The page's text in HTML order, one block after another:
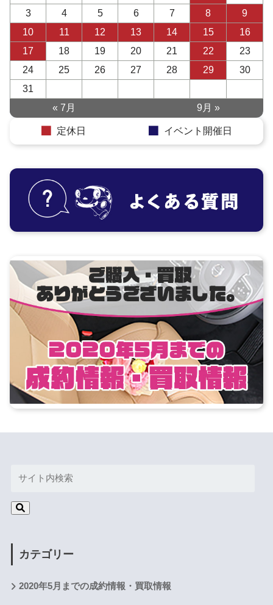
3
4 5 6 7 8
9
10
11 12 13 14 15
16
17
18 19 20 21 22
23
24
25 26 27 28 29
30
31
« 7月
9月 »
定休日 イベント開催日
カテゴリー
2020年5月までの成約情報・買取情報